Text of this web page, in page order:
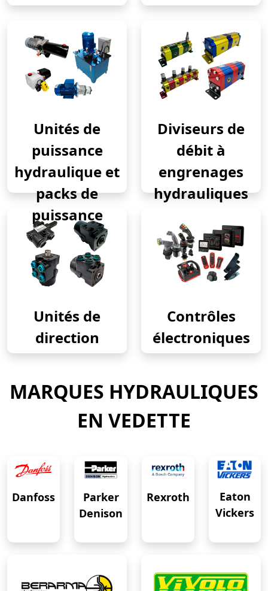
Unités de
puissance
hydraulique et
packs de
puissance
Diviseurs de
débit à
engrenages
hydrauliques
Unités de
direction
Contrôles
électroniques
MARQUES HYDRAULIQUES
EN VEDETTE
Danfoss
Parker
Denison
Rexroth
Eaton
Vickers